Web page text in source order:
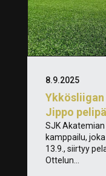
Jippo
8.9.2025
SJK
kamppailu,
13.9., siirtyy
Ottelun...